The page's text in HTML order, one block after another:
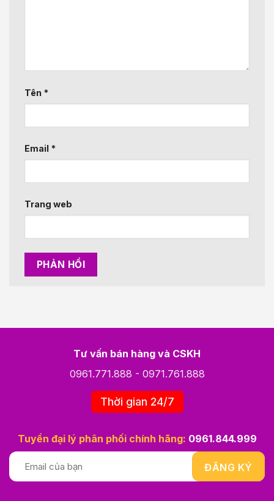
Tên *
Email *
Trang web
Tư vấn bán hàng và CSKH
0961.771.888 - 0971.761.888
Thời gian 24/7
Tuyển đại lý phân phối chính hãng: 0961.844.999